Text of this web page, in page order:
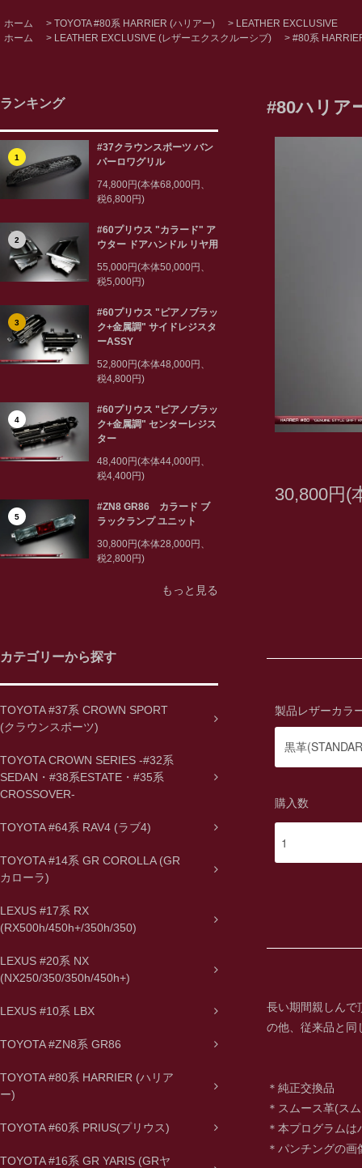
ホーム > TOYOTA #80系 HARRIER (ハリアー) > LEATHER EXCLUSIVE
ホーム
> LEATHER EXCLUSIVE (レザーエクスクルーシブ) > #80系
ランキング
1
#37クラウンスポーツ バン
パーロワグリル
74,800円(本体68,000円、
税6,800円)
2
#60プリウス "カラード" ア
ウター ドアハンドル リヤ用
55,000円(本体50,000円、
税5,000円)
3
#60プリウス "ピアノブラッ
ク+金属調" サイドレジスタ
ーASSY
52,800円(本体48,000円、
税4,800円)
4
#60プリウス "ピアノブラッ
ク+金属調" センターレジス
ター
48,400円(本体44,000円、
税4,400円)
5
#ZN8 GR86 カラード ブ
ラックランプ ユニット
30,800円(本体28,000円、
税2,800円)
もっと見る
カテゴリーから探す
TOYOTA #37系 CROWN SPORT
(クラウンスポーツ)
TOYOTA CROWN SERIES -#32系
SEDAN・#38系ESTATE・#35系
CROSSOVER-
TOYOTA #64系 RAV4 (ラブ4)
TOYOTA #14系 GR COROLLA (GR
カローラ)
LEXUS #17系 RX
(RX500h/450h+/350h/350)
LEXUS #20系 NX
(NX250/350/350h/450h+)
LEXUS #10系 LBX
TOYOTA #ZN8系 GR86
TOYOTA #80系 HARRIER (ハリア
ー)
TOYOTA #60系 PRIUS(プリウス)
TOYOTA #16系 GR YARIS (GRヤ
#80ハリア
30,800円(
製品レザーカラ
購入数
長い期間親しんで
の他、従来品と同
＊純正交換品
＊スムース革(ス
＊本プログラム
＊パンチングの